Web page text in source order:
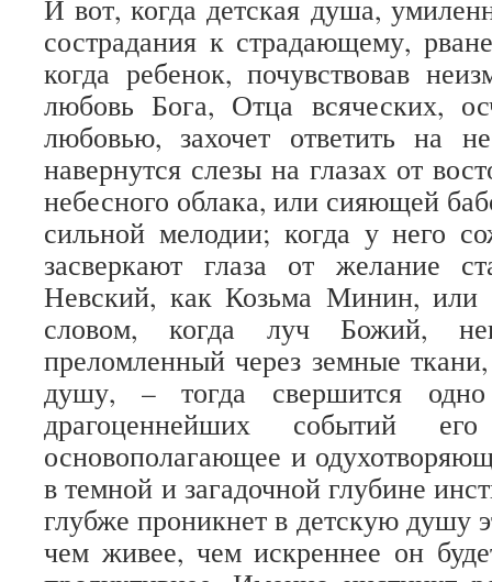
И вот, когда детская душа,
сострадания к страдающему,
когда ребенок, почувствовав
любовь Бога, Отца всяческих,
любовью, захочет ответить на
навернутся слезы на глазах от
небесного облака, или сияющей
сильной мелодии; когда у него
засверкают глаза от желание
Невский, как Козьма Минин, или
словом, когда луч Божий,
преломленный через земные
душу, – тогда свершится
драгоценнейших событий
основополагающее и
в темной и загадочной глубине
глубже проникнет в детскую душу
чем живее, чем искреннее он